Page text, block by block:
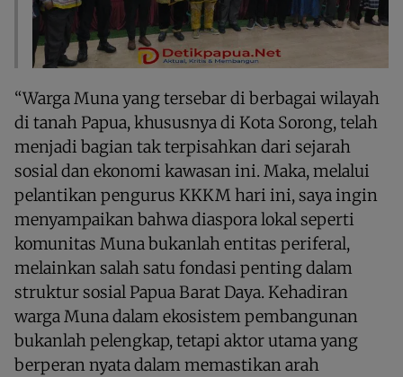
“Warga Muna yang tersebar di berbagai wilayah
di tanah Papua, khususnya di Kota Sorong, telah
menjadi bagian tak terpisahkan dari sejarah
sosial dan ekonomi kawasan ini. Maka, melalui
pelantikan pengurus KKKM hari ini, saya ingin
menyampaikan bahwa diaspora lokal seperti
komunitas Muna bukanlah entitas periferal,
melainkan salah satu fondasi penting dalam
struktur sosial Papua Barat Daya. Kehadiran
warga Muna dalam ekosistem pembangunan
bukanlah pelengkap, tetapi aktor utama yang
berperan nyata dalam memastikan arah